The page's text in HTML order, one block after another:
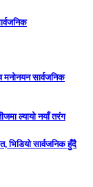
मनोनयन सार्वजनिक
ल्यायो नयाँ तरंग
भिडियो सार्वजनिक हुँदै